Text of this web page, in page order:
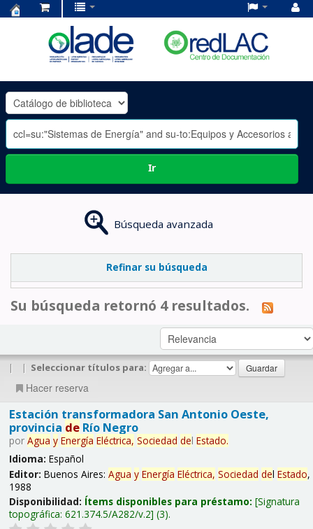
OLADE
-
Ir
Búsqueda avanzada
Refinar su búsqueda
Su búsqueda retornó 4 resultados.
| | Seleccionar títulos para:
Hacer reserva
Estación transformadora San Antonio Oeste,
provincia deRío Negro
por Agua y Energía Eléctrica, Sociedad del Estado.
Idioma: Español
Editor: Buenos Aires: Agua y Energía Eléctrica, Sociedad del Estado,
1988
Disponibilidad: Ítems disponibles para préstamo: Signatura
topográfica: 621.374.5/A282/v.2 (3).